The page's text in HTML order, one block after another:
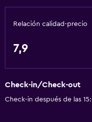
Habitación
Inodoro con barras de
Servicios y facilidades
Centro de negocios
Relación calidad-precio
7,9
Check-in/Check-out
Check-in después de las